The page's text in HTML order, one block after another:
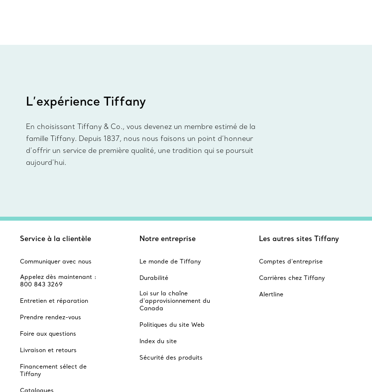
L’expérience Tiffany
En choisissant Tiffany & Co., vous devenez un membre estimé de la
famille Tiffany. Depuis 1837, nous nous faisons un point d’honneur
d’offrir un service de première qualité, une tradition qui se poursuit
aujourd’hui.
Service à la clientèle
Communiquer avec nous
Appelez dès maintenant :
800 843 3269
Entretien et réparation
Prendre rendez-vous
Foire aux questions
Livraison et retours
Financement sélect de
Tiffany
Catalogues
Notre entreprise
Le monde de Tiffany
Durabilité
Loi sur la chaîne
d'approvisionnement du
Canada
Politiques du site Web
Index du site
Sécurité des produits
Les autres sites Tiffany
Comptes d’entreprise
Carrières chez Tiffany
Alertline